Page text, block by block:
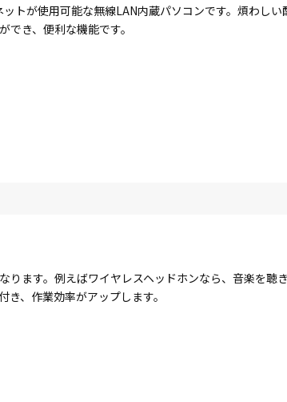
トが使用可能な無線LAN内蔵パソコンです。煩わし
き、便利な機能です。
ります。例えばワイヤレスヘッドホンなら、音楽を聴
、作業効率がアップします。